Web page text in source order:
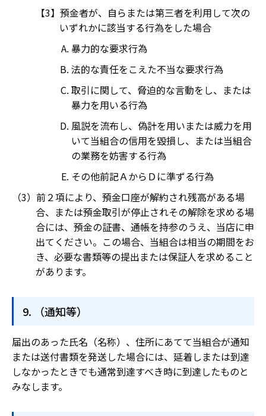
預金者が、自らまたは第三者を利用して次の
いずれかに該当する行為をした場合
暴力的な要求行為
法的な責任をこえた不当な要求行為
取引に関して、脅迫的な言動をし、または
暴力を用いる行為
風説を流布し、偽計を用いまたは威力を用
いて当組合の信用を毀損し、または当組合
の業務を妨害する行為
その他前記ＡからＤに準ずる行為
前２項により、預金口座が解約され残高がある場
合、または預金取引が停止されその解除を求める場
合には、預金の証書、通帳を持参のうえ、当店に申
出てください。この場合、当組合は相当の期間をお
き、必要な書類等の提出または保証人を求めること
があります。
（通知等）
届出のあった氏名（名称）、住所にあてて当組合が通知
または送付書類を発送した場合には、延着しまたは到達
しなかったときでも通常到達すべき時に到達したものと
みなします。